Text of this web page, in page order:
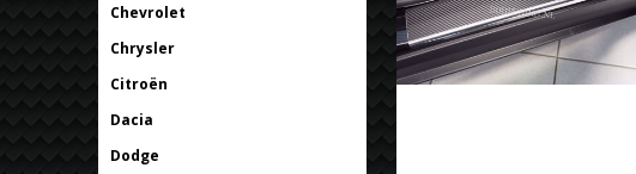
Chevrolet
Chrysler
Citroën
Dacia
Dodge